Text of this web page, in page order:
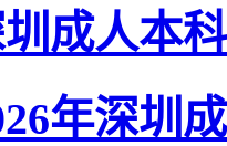
圳成人本
年深圳